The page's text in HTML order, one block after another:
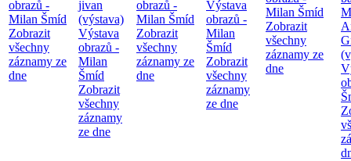
obrazů -
Milan Šmíd
Zobrazit
všechny
záznamy ze
dne
jivan
(výstava)
Výstava
obrazů -
Milan
Šmíd
Zobrazit
všechny
záznamy
ze dne
obrazů -
Milan Šmíd
Zobrazit
všechny
záznamy ze
dne
Výstava
obrazů -
Milan
Šmíd
Zobrazit
všechny
záznamy
ze dne
Milan Šmíd
Zobrazit
všechny
záznamy ze
dne